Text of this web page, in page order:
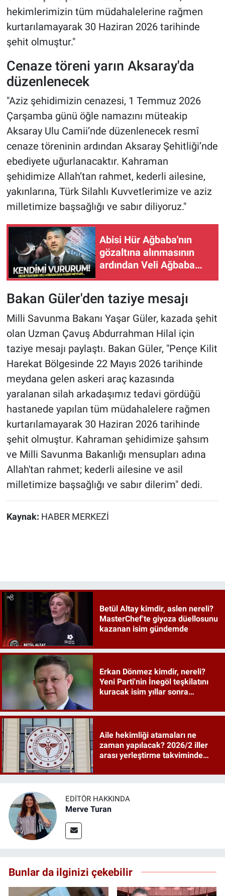
hekimlerimizin tüm müdahalelerine rağmen
kurtarılamayarak 30 Haziran 2026 tarihinde
şehit olmuştur."
Cenaze töreni yarın Aksaray'da
düzenlenecek
"Aziz şehidimizin cenazesi, 1 Temmuz 2026
Çarşamba günü öğle namazını müteakip
Aksaray Ulu Camii’nde düzenlenecek resmî
cenaze töreninin ardından Aksaray Şehitliği’nde
ebediyete uğurlanacaktır. Kahraman
şehidimize Allah’tan rahmet, kederli ailesine,
yakınlarına, Türk Silahlı Kuvvetlerimize ve aziz
milletimize başsağlığı ve sabır diliyoruz."
Abisi Hür Ağbaba'nın
gözaltına alınmasının
ardından Veli Ağbaba
Meclis kürsüsünden
seslendi: Tek bir somut
suç kanıtı varsa kendimi
vururum
Bakan Güler'den taziye mesajı
Milli Savunma Bakanı Yaşar Güler, kazada şehit
olan Uzman Çavuş Abdurrahman Hilal için
taziye mesajı paylaştı. Bakan Güler, "Pençe Kilit
Harekat Bölgesinde 22 Mayıs 2026 tarihinde
meydana gelen askeri araç kazasında
yaralanan silah arkadaşımız tedavi gördüğü
hastanede yapılan tüm müdahalelere rağmen
kurtarılamayarak 30 Haziran 2026 tarihinde
şehit olmuştur. Kahraman şehidimize şahsım
ve Milli Savunma Bakanlığı mensupları adına
Allah'tan rahmet; kederli ailesine ve asil
milletimize başsağlığı ve sabır dilerim" dedi.
Kaynak: HABER MERKEZİ
Betül Altay kimdir, aslen nereli?
MasterChef'te giyoza düellosunu
kazanan isim gündemde
Erkan Dönmez kimdir, nereli?
Yeni Parti'nin İnegöl teşkilatını
kuracak isim yıllar sonra
Aile hekimliği atamaları ne
zaman yapılacak? 2026/2 iller
arası yerleştirme takviminde
EDITÖR HAKKINDA
Merve Turan
Bunlar da ilginizi çekebilir